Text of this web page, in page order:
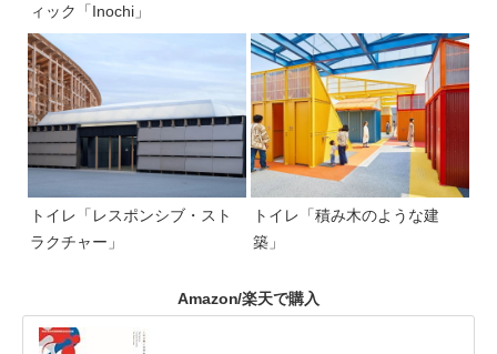
ィック「Inochi」
トイレ「レスポンシブ・スト
ラクチャー」
トイレ「積み木のような建
築」
Amazon/楽天で購入